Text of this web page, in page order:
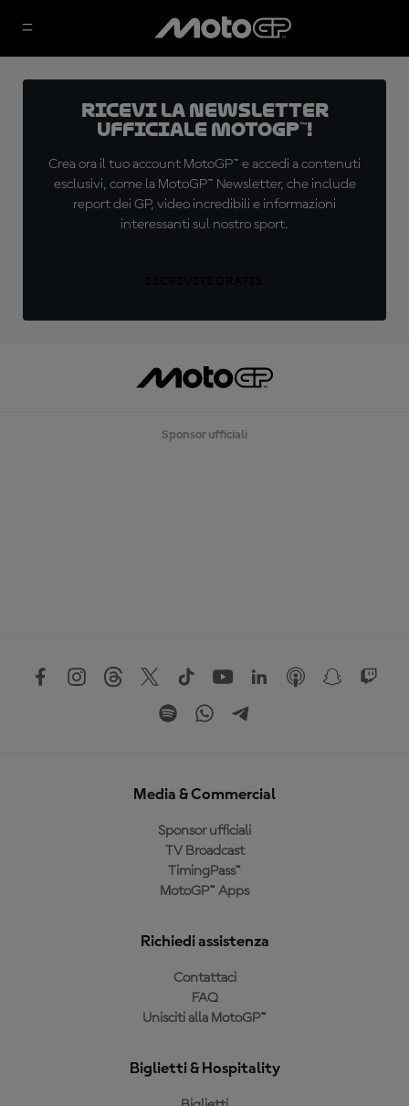
Ricevi la newsletter
ufficiale MotoGP™!
Crea ora il tuo account MotoGP™ e accedi a contenuti
esclusivi, come la MotoGP™ Newsletter, che include
report dei GP, video incredibili e informazioni
interessanti sul nostro sport.
Sponsor ufficiali
Media & Commercial
Sponsor ufficiali
TV Broadcast
TimingPass™
MotoGP™ Apps
Richiedi assistenza
Contattaci
FAQ
Unisciti alla MotoGP™
Biglietti & Hospitality